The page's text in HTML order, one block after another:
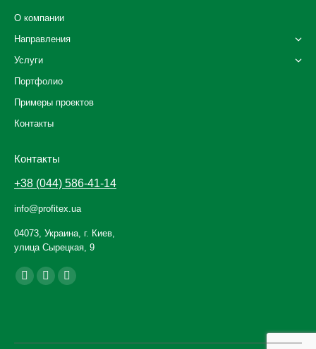
О компании
Направления
Услуги
Портфолио
Примеры проектов
Контакты
Контакты
+38 (044) 586-41-14
info@profitex.ua
04073, Украина, г. Киев,
улица Сырецкая, 9
Ищите нас:
Facebook
YouTubeInstagram